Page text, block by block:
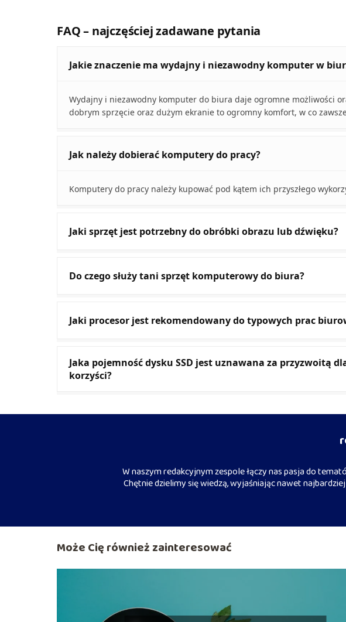
FAQ – najczęściej zadawane pytania
Jakie znaczenie ma wydajny i niezawodny komputer w
Wydajny i niezawodny komputer do biura daje ogromne możliwości
dobrym sprzęcie oraz dużym ekranie to ogromny komfort, w co
Jak należy dobierać komputery do pracy?
Komputery do pracy należy kupować pod kątem ich przyszłego
Jaki sprzęt jest potrzebny do obróbki obrazu lub dźwięku?
Do czego służy tani sprzęt komputerowy do biura?
Jaki procesor jest rekomendowany do typowych prac
Jaka pojemność dysku SSD jest uznawana za przyzwoitą
korzyści?
W naszym redakcyjnym zespole łączy nas pasja do
Chętnie dzielimy się wiedzą, wyjaśniając nawet
Może Cię również zainteresować